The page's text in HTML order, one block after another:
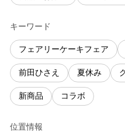
キーワード
フェアリーケーキフェア
前田ひさえ 夏休み
新商品 コラボ
位置情報